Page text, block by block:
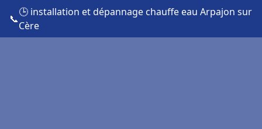
📞
🕒 installation et dépannage chauffe eau Arpajon sur
Cère